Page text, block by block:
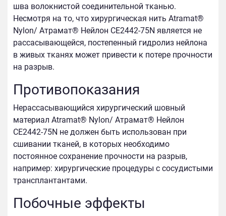
шва волокнистой соединительной тканью.
Несмотря на то, что хирургическая нить Atramat®
Nylon/ Атрамат® Нейлон CE2442-75N является не
рассасывающейся, постепенный гидролиз нейлона
в живых тканях может привести к потере прочности
на разрыв.
Противопоказания
Нерассасывающийся хирургический шовный
материал Atramat® Nylon/ Атрамат® Нейлон
CE2442-75N не должен быть использован при
сшивании тканей, в которых необходимо
постоянное сохранение прочности на разрыв,
например: хирургические процедуры с сосудистыми
трансплантантами.
Побочные эффекты